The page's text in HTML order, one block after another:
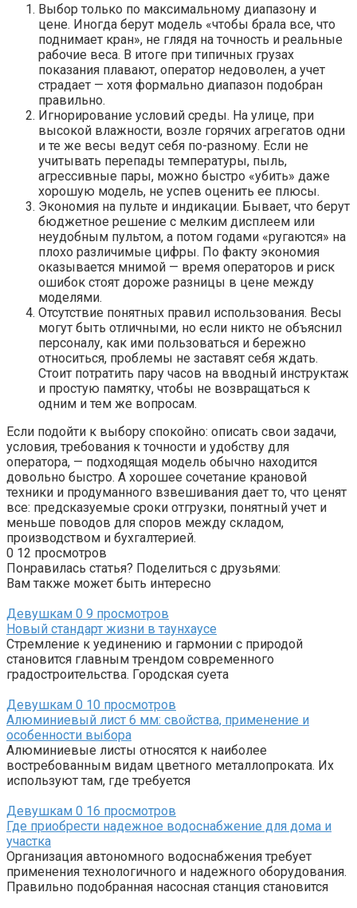
Выбор только по максимальному диапазону и
цене. Иногда берут модель «чтобы брала все, что
поднимает кран», не глядя на точность и реальные
рабочие веса. В итоге при типичных грузах
показания плавают, оператор недоволен, а учет
страдает — хотя формально диапазон подобран
правильно.
Игнорирование условий среды. На улице, при
высокой влажности, возле горячих агрегатов одни
и те же весы ведут себя по-разному. Если не
учитывать перепады температуры, пыль,
агрессивные пары, можно быстро «убить» даже
хорошую модель, не успев оценить ее плюсы.
Экономия на пульте и индикации. Бывает, что берут
бюджетное решение с мелким дисплеем или
неудобным пультом, а потом годами «ругаются» на
плохо различимые цифры. По факту экономия
оказывается мнимой — время операторов и риск
ошибок стоят дороже разницы в цене между
моделями.
Отсутствие понятных правил использования. Весы
могут быть отличными, но если никто не объяснил
персоналу, как ими пользоваться и бережно
относиться, проблемы не заставят себя ждать.
Стоит потратить пару часов на вводный инструктаж
и простую памятку, чтобы не возвращаться к
одним и тем же вопросам.
Если подойти к выбору спокойно: описать свои задачи,
условия, требования к точности и удобству для
оператора, — подходящая модель обычно находится
довольно быстро. А хорошее сочетание крановой
техники и продуманного взвешивания дает то, что ценят
все: предсказуемые сроки отгрузки, понятный учет и
меньше поводов для споров между складом,
производством и бухгалтерией.
0 12 просмотров
Понравилась статья? Поделиться с друзьями:
Вам также может быть интересно
Девушкам 0 9 просмотров
Новый стандарт жизни в таунхаусе
Стремление к уединению и гармонии с природой
становится главным трендом современного
градостроительства. Городская суета
Девушкам 0 10 просмотров
Алюминиевый лист 6 мм: свойства, применение и
особенности выбора
Алюминиевые листы относятся к наиболее
востребованным видам цветного металлопроката. Их
используют там, где требуется
Девушкам 0 16 просмотров
Где приобрести надежное водоснабжение для дома и
участка
Организация автономного водоснабжения требует
применения технологичного и надежного оборудования.
Правильно подобранная насосная станция становится